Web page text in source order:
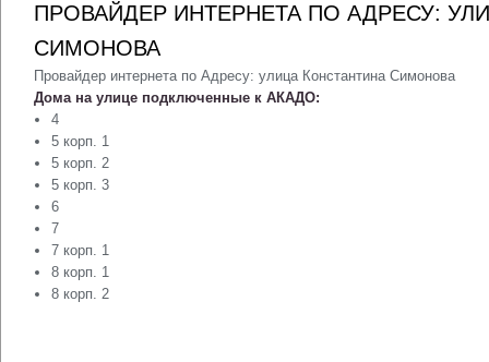
ПРОВАЙДЕР ИНТЕРНЕТА ПО АДРЕСУ:
СИМОНОВА
Провайдер интернета по Адресу: улица Константина Симонова
Дома на улице подключенные к АКАДО:
4
5 корп. 1
5 корп. 2
5 корп. 3
6
7
7 корп. 1
8 корп. 1
8 корп. 2